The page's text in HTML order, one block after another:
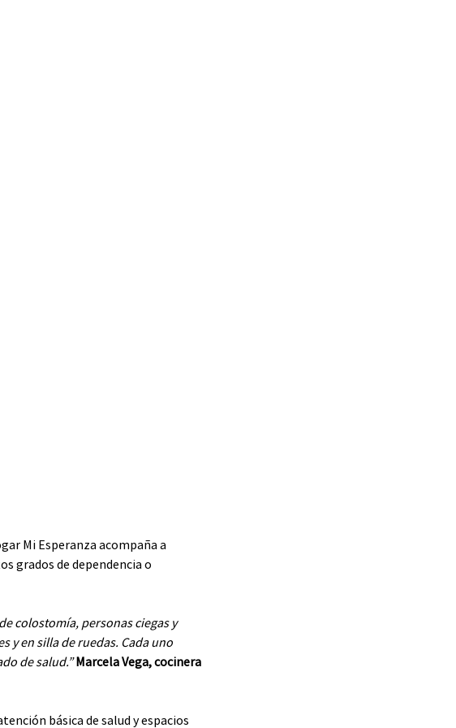
Mi Esperanza acompaña a
grados de dependencia o
colostomía, personas ciegas y
y en silla de ruedas. Cada uno
de salud.” Marcela Vega, cocinera
básica de salud y espacios